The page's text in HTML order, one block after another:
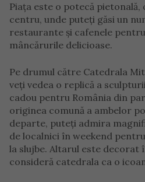
Piața este o potecă
centru, unde puteți găsi un
restaurante și cafenele
mâncărurile delicioase.
Pe drumul către Catedrala
veți vedea o replică a
cadou pentru România din
originea comună a ambelor
departe, puteți admira
de localnici în weekend
la slujbe. Altarul este decorat
consideră catedrala ca o